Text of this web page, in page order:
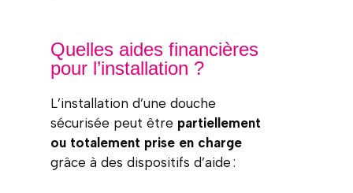
Quelles aides financières
pour l’installation ?
L’installation d’une douche
sécurisée peut être partiellement
ou totalement prise en charge
grâce à des dispositifs d’aide :